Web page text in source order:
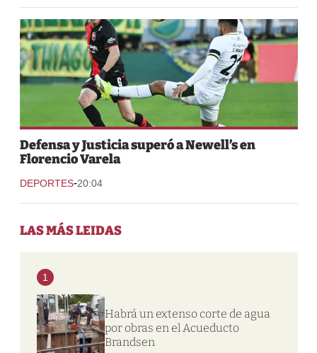
Defensa y Justicia superó a Newell’s en
Florencio Varela
DEPORTES-20:04
LAS MÁS LEIDAS
1
Habrá un extenso corte de agua
por obras en el Acueducto
Brandsen